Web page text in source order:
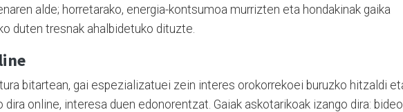
alde; horretarako, energia-kontsumoa murrizten eta hondakinak gaika
duten tresnak ahalbidetuko dituzte.
bitartean, gai espezializatuei zein interes orokorrekoei buruzko hitzaldi
dira online, interesa duen edonorentzat. Gaiak askotarikoak izango dira: